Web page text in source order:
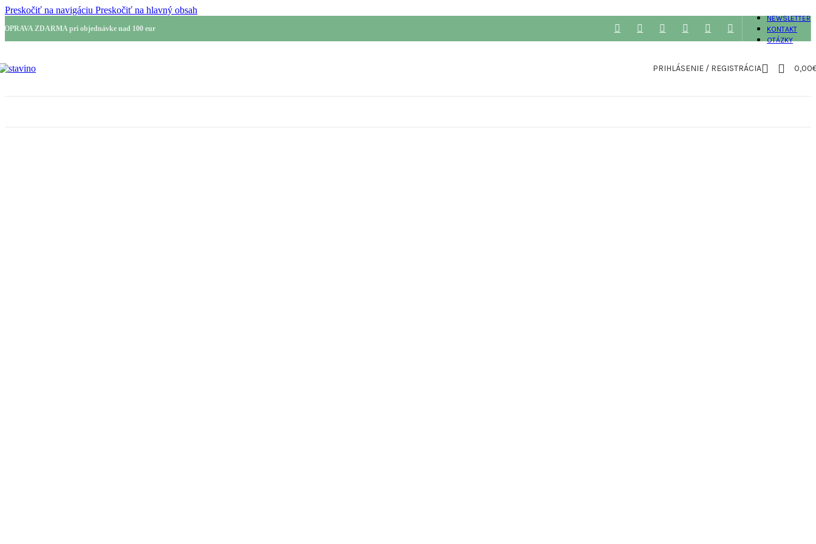
Preskočiť na navigáciu Preskočiť na hlavný obsah
ZDARMA pri objednávke nad 100 eur
NEWSLETTER
KONTAKT
OTÁZKY
PRIHLÁSENIE / REGISTRÁCIA 0,00